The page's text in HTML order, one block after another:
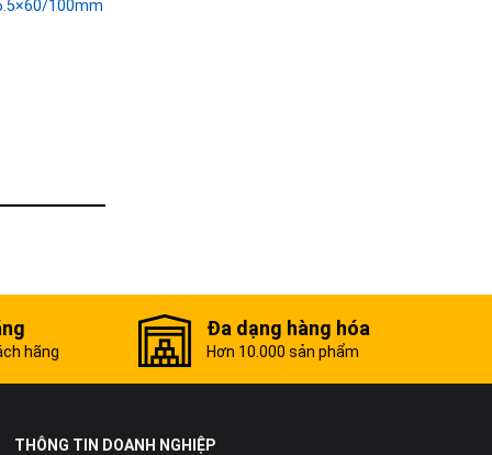
100mm
hãng
Đa dạng hàng hóa
Hơn 10.000 sản phẩm
THÔNG TIN DOANH NGHIỆP